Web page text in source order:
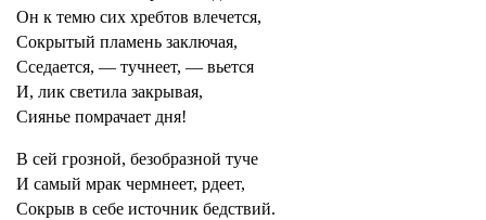
Он к темю сих хребтов влечется,
Сокрытый пламень заключая,
Сседается, — тучнеет, — вьется
И, лик светила закрывая,
Сиянье помрачает дня!
В сей грозной, безобразной туче
И самый мрак чермнеет, рдеет,
Сокрыв в себе источник бедствий.